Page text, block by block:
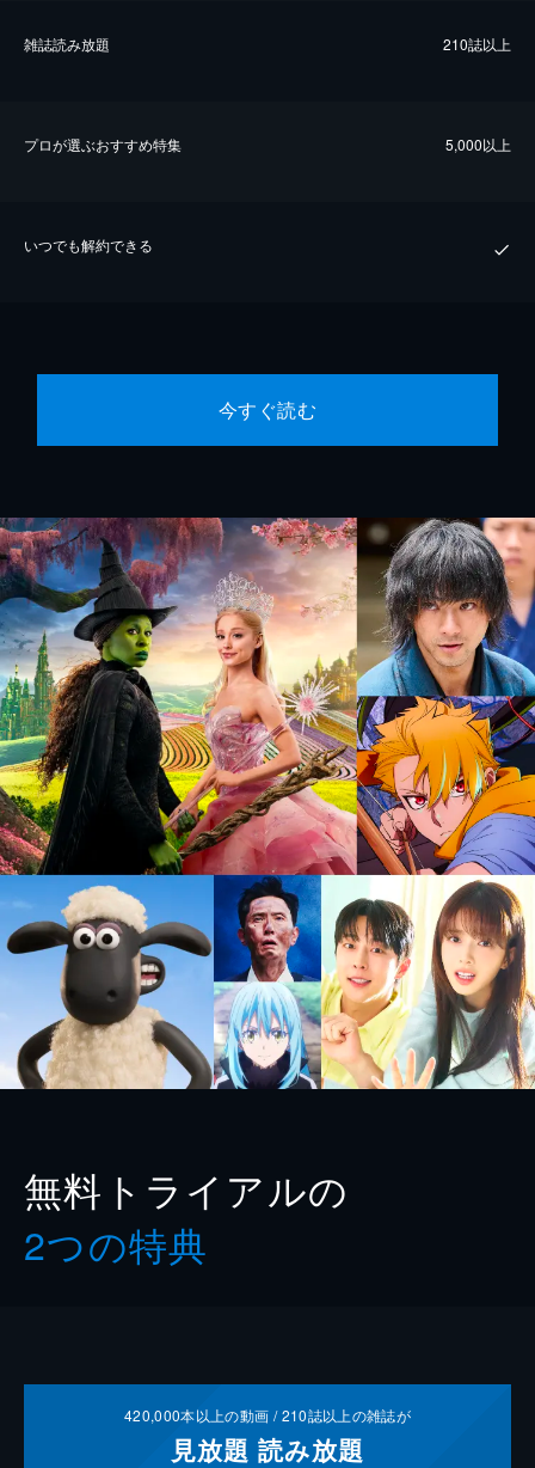
雑誌読み放題 210誌以上
プロが選ぶおすすめ特集 5,000以上
いつでも解約できる
今すぐ読む
無料トライアルの
2つの特典
420,000本以上の動画 /210誌以上の雑誌が
見放題 読み放題